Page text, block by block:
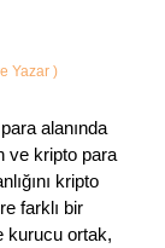
Yazar )
alanında
ve kripto para
kripto
farklı bir
kurucu ortak,